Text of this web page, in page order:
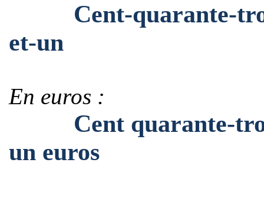
Cent-quarante-
et-un
En euros :
Cent quarante-trois
un euros